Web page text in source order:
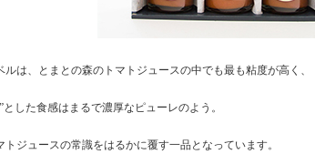
ルは、とまとの森のトマトジュースの中でも最も粘度が高く、
とした食感はまるで濃厚なピューレのよう。
トジュースの常識をはるかに覆す一品となっています。